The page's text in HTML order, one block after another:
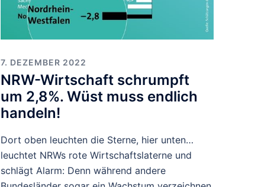
7. DEZEMBER 2022
NRW-Wirtschaft schrumpft
um 2,8%. Wüst muss endlich
handeln!
Dort oben leuchten die Sterne, hier unten…
leuchtet NRWs rote Wirtschaftslaterne und
schlägt Alarm: Denn während andere